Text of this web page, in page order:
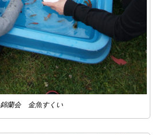
錦蘭会 金魚すくい